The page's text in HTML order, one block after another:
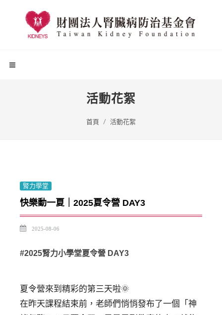
活動花絮
首頁 活動花絮
腎力學堂
快樂動一夏｜2025夏令營 DAY3
2025-08-06
#2025腎力小學堂夏令營 DAY3⁣
夏令營來到精彩的第三天啦🌞⁣
在昨天課程結束前，老師們悄悄發布了一個「神